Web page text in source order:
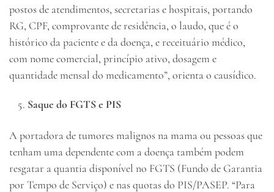
postos de atendimentos, secretarias e hospitais, portando
RG, CPF, comprovante de residência, o laudo, que é o
histórico da paciente e da doença, e receituário médico,
com nome comercial, princípio ativo, dosagem e
quantidade mensal do medicamento”, orienta o causídico.
Saque do FGTS e PIS
A portadora de tumores malignos na mama ou pessoas que
tenham uma dependente com a doença também podem
resgatar a quantia disponível no FGTS (Fundo de Garantia
por Tempo de Serviço) e nas quotas do PIS/PASEP. “Para